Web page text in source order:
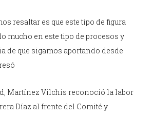
resaltar es que este tipo de figura
mucho en este tipo de procesos y
de que sigamos aportando desde
Martínez Vilchis reconoció la labor
Díaz al frente del Comité y